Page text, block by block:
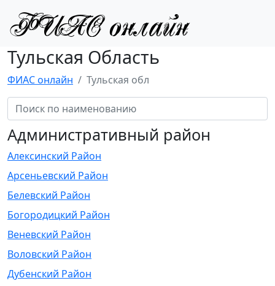
Тульская Область
ФИАС онлайн Тульская обл
Административный район
Алексинский Район
Арсеньевский Район
Белевский Район
Богородицкий Район
Веневский Район
Воловский Район
Дубенский Район